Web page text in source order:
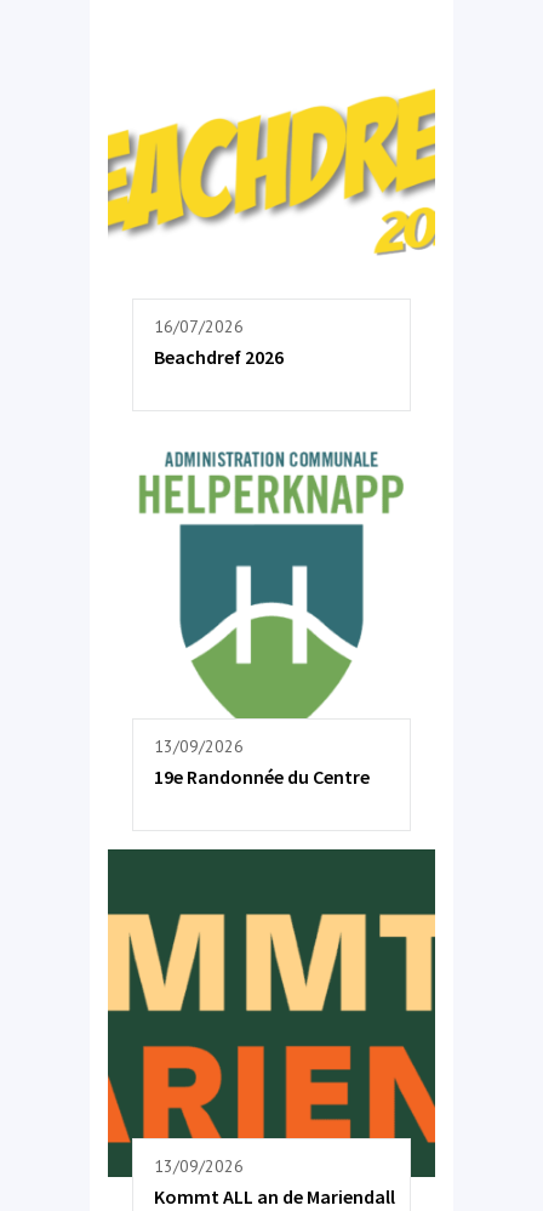
16/07/2026
Beachdref 2026
13/09/2026
19e Randonnée du Centre
13/09/2026
Kommt ALL an de Mariendall